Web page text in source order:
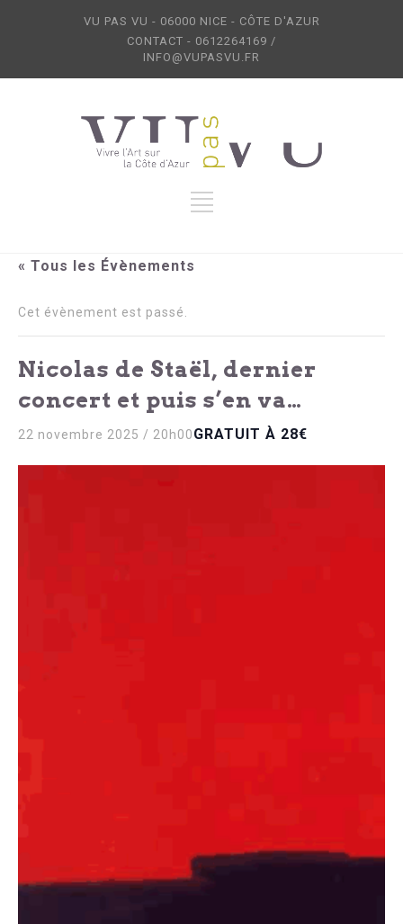
VU PAS VU - 06000 NICE - CÔTE D'AZUR
CONTACT - 0612264169 /
INFO@VUPASVU.FR
« Tous les Évènements
Cet évènement est passé.
Nicolas de Staël, dernier
concert et puis s’en va…
22 novembre 2025 / 20h00GRATUIT À 28€